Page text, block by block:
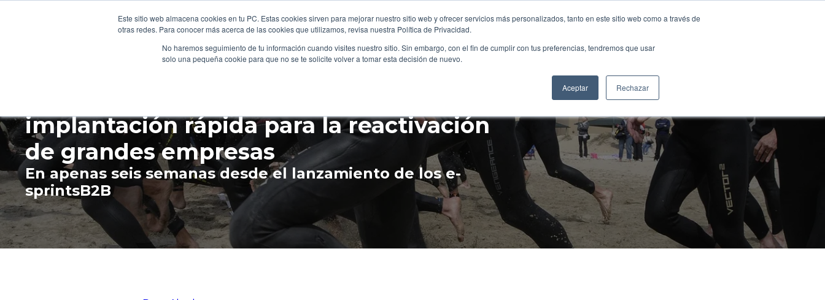
Este sitio web almacena cookies en tu PC. Estas cookies sirven para mejorar nuestro sitio web y ofrecer servicios más personalizados, tanto en este sitio web como a través de
otras redes. Para conocer más acerca de las cookies que utilizamos, revisa nuestra Política de Privacidad.
No haremos seguimiento de tu información cuando visites nuestro sitio. Sin embargo, con el fin de cumplir con tus preferencias, tendremos que usar
solo una pequeña cookie para que no se te solicite volver a tomar esta decisión de nuevo.
Aceptar Rechazar
implantación rápida para la reactivación
de grandes empresas
En apenas seis semanas desde el lanzamiento de los e-
sprintsB2B
HOME B2B FILANTROPÍA LONGEVIDAD